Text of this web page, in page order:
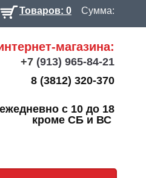
Товаров: 0 Сумма:
магазина:
+7 (913) 965-84-21
8 (3812) 320-370
с 10 до 18
кроме СБ и ВС